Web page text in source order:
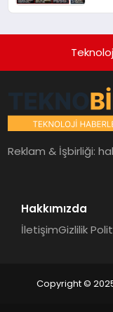
Reklam & İşbirliği:
Hakkımızda
İletişimGizlilik
Copyright © 2025